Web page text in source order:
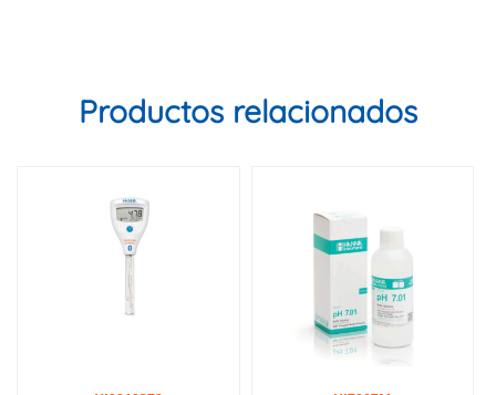
Productos relacionados